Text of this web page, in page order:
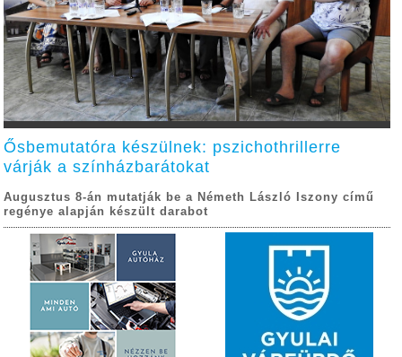
Ősbemutatóra készülnek: pszichothrillerre
várják a színházbarátokat
Augusztus 8-án mutatják be a Németh László Iszony című
regénye alapján készült darabot